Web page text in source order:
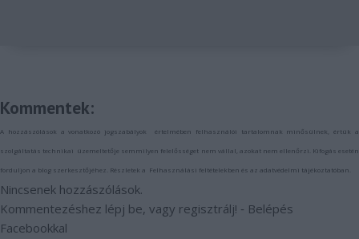
Kommentek:
A hozzászólások avonatkozó jogszabályok értelmében felhasználói tartalomnak minősülnek, értük a
szolgáltatás technikai üzemeltetője semmilyen felelősséget nem vállal, azokat nem ellenőrzi. Kifogás esetén
forduljon a blog szerkesztőjéhez. Részletek a Felhasználási feltételekben és az adatvédelmi tájékoztatóban
Nincsenek hozzászólások.
Kommentezéshez lépj be, vagy regisztrálj! ‐ Belépés
Facebookkal